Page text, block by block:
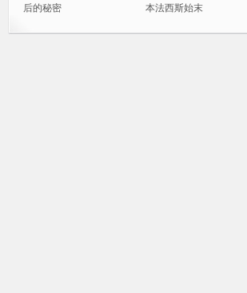
后的秘密
本法西斯始末